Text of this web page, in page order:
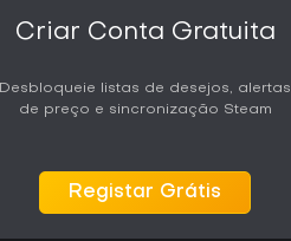
Criar Conta Gratuita
Desbloqueie listas de desejos, alertas
de preço e sincronização Steam
Registar Grátis